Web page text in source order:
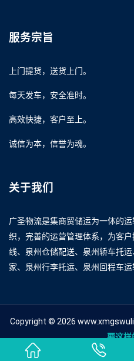
服务宗旨
上门提货，送货上门。
每天发车，安全准时。
高效快捷，客户至上。
诚信为本，信誉为魂。
关于我们
广圣物流是集商贸储运为一体的
织，完善的运营管理体系，为客
线、泉州仓储配送、泉州轿车托
家、泉州行李托运、泉州回程车运
Copyright © 2026
要这样